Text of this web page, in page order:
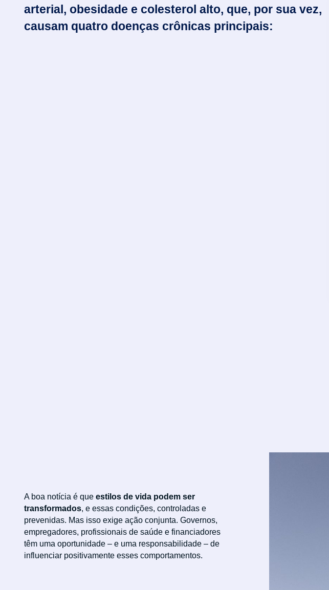
arterial, obesidade e colesterol alto, que, por sua vez,
causam quatro doenças crônicas principais:
A boa notícia é que estilos de vida podem ser
transformados, e essas condições, controladas e
prevenidas. Mas isso exige ação conjunta. Governos,
empregadores, profissionais de saúde e financiadores
têm uma oportunidade – e uma responsabilidade – de
influenciar positivamente esses comportamentos.